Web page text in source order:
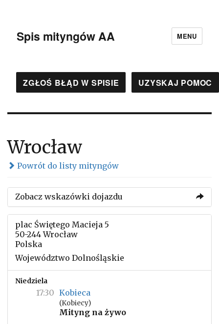
Spis mityngów AA MENU
ZGŁOŚ BŁĄD W SPISIE UZYSKAJ POMOC
Wrocław
Powrót do listy mityngów
Zobacz wskazówki dojazdu
plac Świętego Macieja 5
50-244 Wrocław
Polska
Województwo Dolnośląskie
Niedziela
17:30 Kobieca
(Kobiecy)
Mityng na żywo